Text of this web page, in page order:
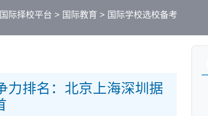
国际择校平台 > 国际教育 > 国际学校选校备考
力排名：北京上海深圳据